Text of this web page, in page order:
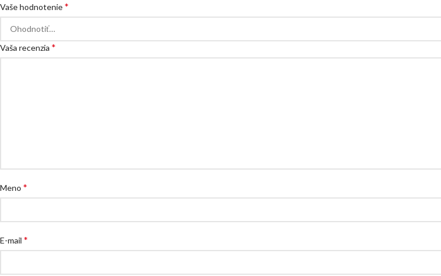
Vaše hodnotenie*
Vaša recenzia *
Meno *
E-mail *